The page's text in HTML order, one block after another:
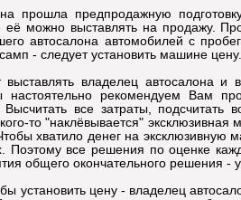
2 Установите клиент
прошла предпродажную
её можно выставлять на продажу.
автосалона автомобилей с
- следует установить машине цену.
владелец автосалона
рекомендуем Вам
Высчитать все затраты,
то "наклёвывается"
хватило денег на эксклюзивную
Поэтому все решения по оценке
общего окончательного решения -
установить цену - владелец